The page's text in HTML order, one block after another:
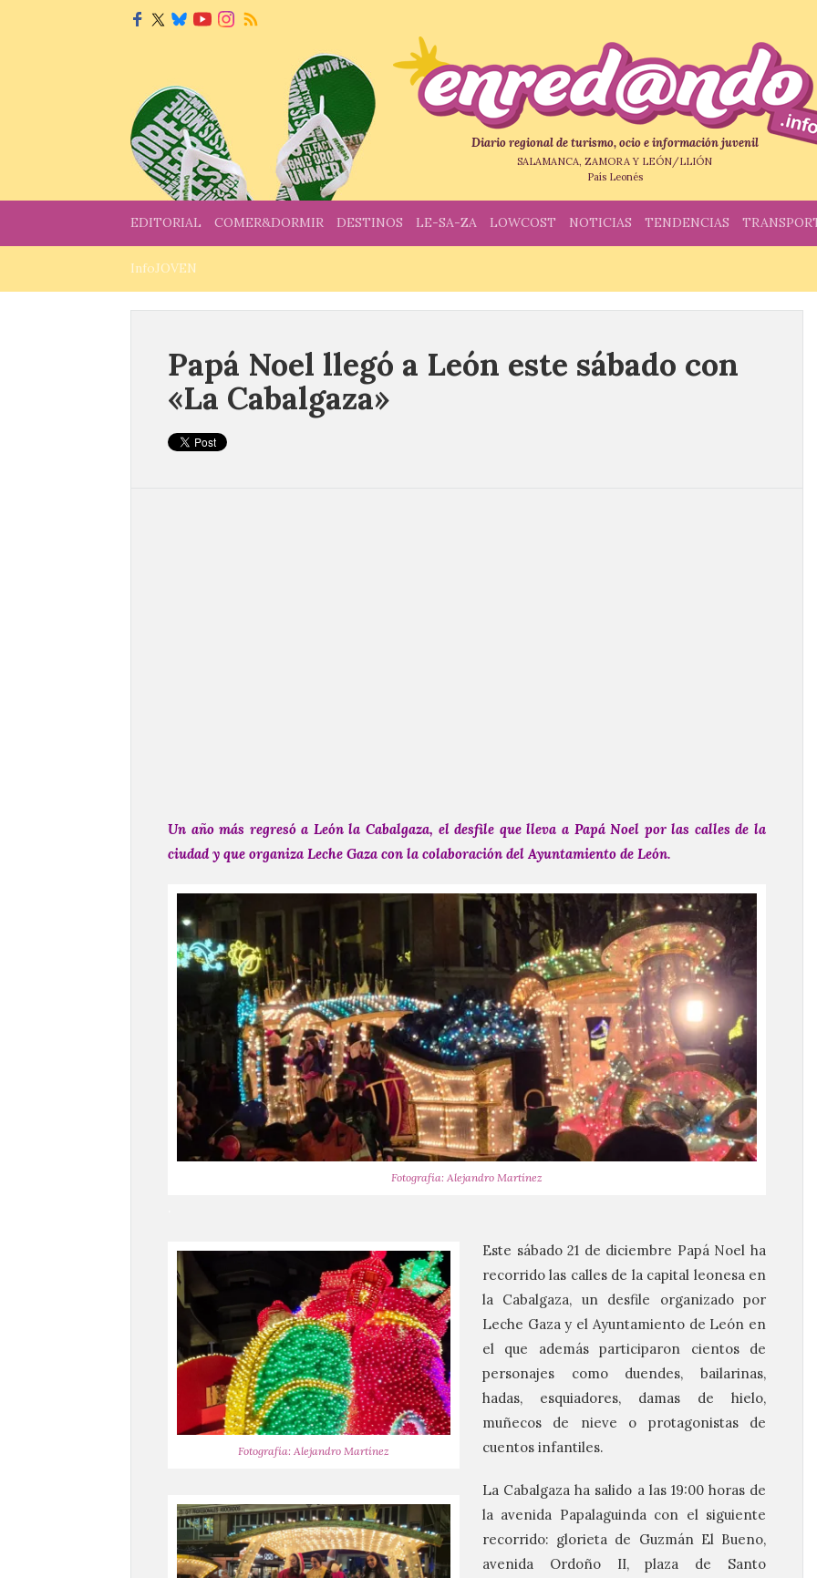
Diario regional de turismo, ocio e información juvenil
SALAMANCA, ZAMORA Y LEÓN/LLIÓN
País Leonés
EDITORIAL COMER&DORMIR DESTINOS LE-SA-ZA LOWCOST NOTICIAS TENDENCIAS
InfoJOVEN
Papá Noel llegó a León este sábado con
«La Cabalgaza»
Un año más regresó a León la Cabalgaza, el desfile que lleva a Papá Noel por las calles de la
ciudad y que organiza Leche Gaza con la colaboración del Ayuntamiento de León.
Fotografía: Alejandro Martínez
Fotografía: Alejandro Martínez
Este sábado 21 de diciembre Papá Noel ha
recorrido las calles de la capital leonesa en
la Cabalgaza, un desfile organizado por
Leche Gaza y el Ayuntamiento de León en
el que además participaron cientos de
personajes como duendes, bailarinas,
hadas, esquiadores, damas de hielo,
muñecos de nieve o protagonistas de
cuentos infantiles.
La Cabalgaza ha salido a las 19:00 horas de
la avenida Papalaguinda con el siguiente
recorrido: glorieta de Guzmán El Bueno,
avenida Ordoño II, plaza de Santo